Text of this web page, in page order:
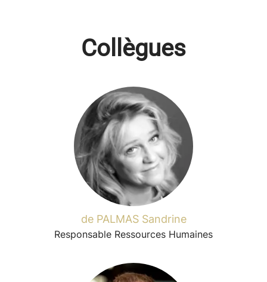
Collègues
de PALMAS Sandrine
Responsable Ressources Humaines